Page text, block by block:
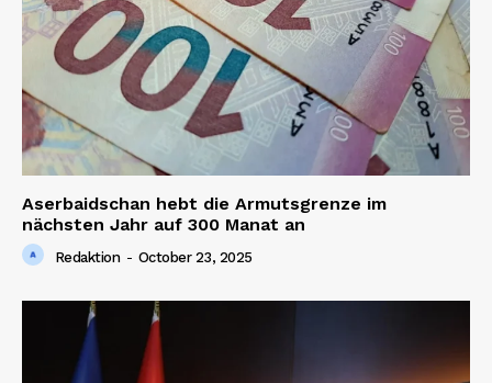
Aserbaidschan hebt die Armutsgrenze im
nächsten Jahr auf 300 Manat an
Redaktion - October 23, 2025